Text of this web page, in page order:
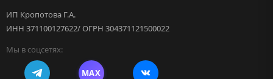
ИП Кропотова Г.А.
ИНН 371100127622/ ОГРН 304371121500022
Мы в соцсетях:
MAX